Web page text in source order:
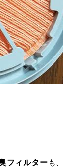
フィルター も、